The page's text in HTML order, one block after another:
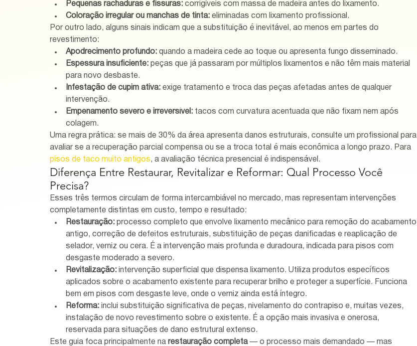
Pequenas rachaduras e fissuras: corrigíveis com massa de madeira antes do lixamento.
Coloração irregular ou manchas de tinta: eliminadas com lixamento profissional.
Por outro lado, alguns sinais indicam que a substituição é inevitável, ao menos em partes do
revestimento:
Apodrecimento profundo: quando a madeira cede ao toque ou apresenta fungo disseminado.
Espessura insuficiente: peças que já passaram por múltiplos lixamentos e não têm mais material
para novo desbaste.
Infestação de cupim ativa: exige tratamento e troca das peças afetadas antes de qualquer
intervenção.
Empenamento severo e irreversível: tacos com curvatura acentuada que não fixam nem após
colagem.
Uma regra prática: se mais de 30% da área apresenta danos estruturais, consulte um profissional para
avaliar se a recuperação parcial compensa ou se a troca total é mais econômica a longo prazo. Para
pisos de taco muito antigos, a avaliação técnica presencial é indispensável.
Diferença Entre Restaurar, Revitalizar e Reformar: Qual Processo Você
Precisa?
Esses três termos circulam de forma intercambiável no mercado, mas representam intervenções
completamente distintas em custo, tempo e resultado:
Restauração: processo completo que envolve lixamento mecânico para remoção do acabamento
antigo, correção de defeitos estruturais, substituição de peças danificadas e reaplicação de
selador, verniz ou cera. É a intervenção mais profunda e duradoura, indicada para pisos com
desgaste moderado a severo.
Revitalização: intervenção superficial que dispensa lixamento. Utiliza produtos específicos
aplicados sobre o acabamento existente para recuperar brilho e proteger a superfície. Funciona
bem em pisos com desgaste leve, onde o verniz ainda está íntegro.
Reforma: inclui substituição significativa de peças, nivelamento do contrapiso e, muitas vezes,
instalação de novo revestimento sobre o existente. É a opção mais invasiva e onerosa,
reservada para situações de dano estrutural extenso.
Este guia foca principalmente na restauração completa — o processo mais demandado — mas